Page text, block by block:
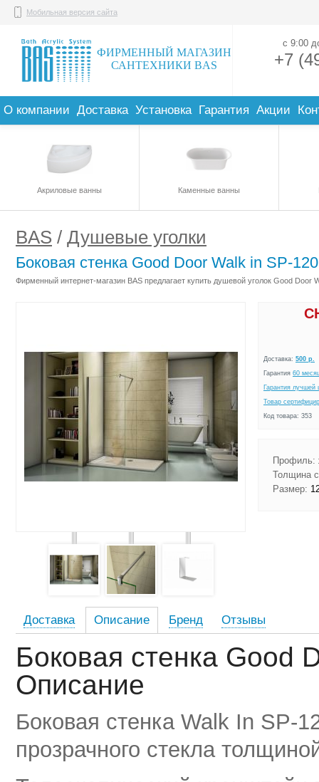
ФИРМЕННЫЙ МАГАЗИН
САНТЕХНИКИ BAS
Мобильная версия сайта
+7
с 9:00
О компании Доставка Установка Гарантия Акции
Акриловые ванны Каменные ванны
BAS / Душевые уголки
Боковая стенка Good Door Walk in SP-
Фирменный интернет-магазин BAS предлагает купить душевой уголок Good
Доставка: 500 р.
Гарантия 60
Гарантия лучшей
Товар
Код товара: 353
Профиль:
Толщина
Размер:
Доставка Описание Бренд Отзывы
Боковая стенка Good
Описание
Боковая стенка Walk In SP-
прозрачного стекла